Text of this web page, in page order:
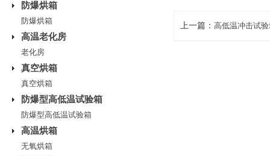
防爆烘箱
防爆烘箱
高温老化房
老化房
真空烘箱
真空烘箱
防爆型高低温试验箱
防爆型高低温试验箱
高温烘箱
无氧烘箱
上一篇：高低温冲击试